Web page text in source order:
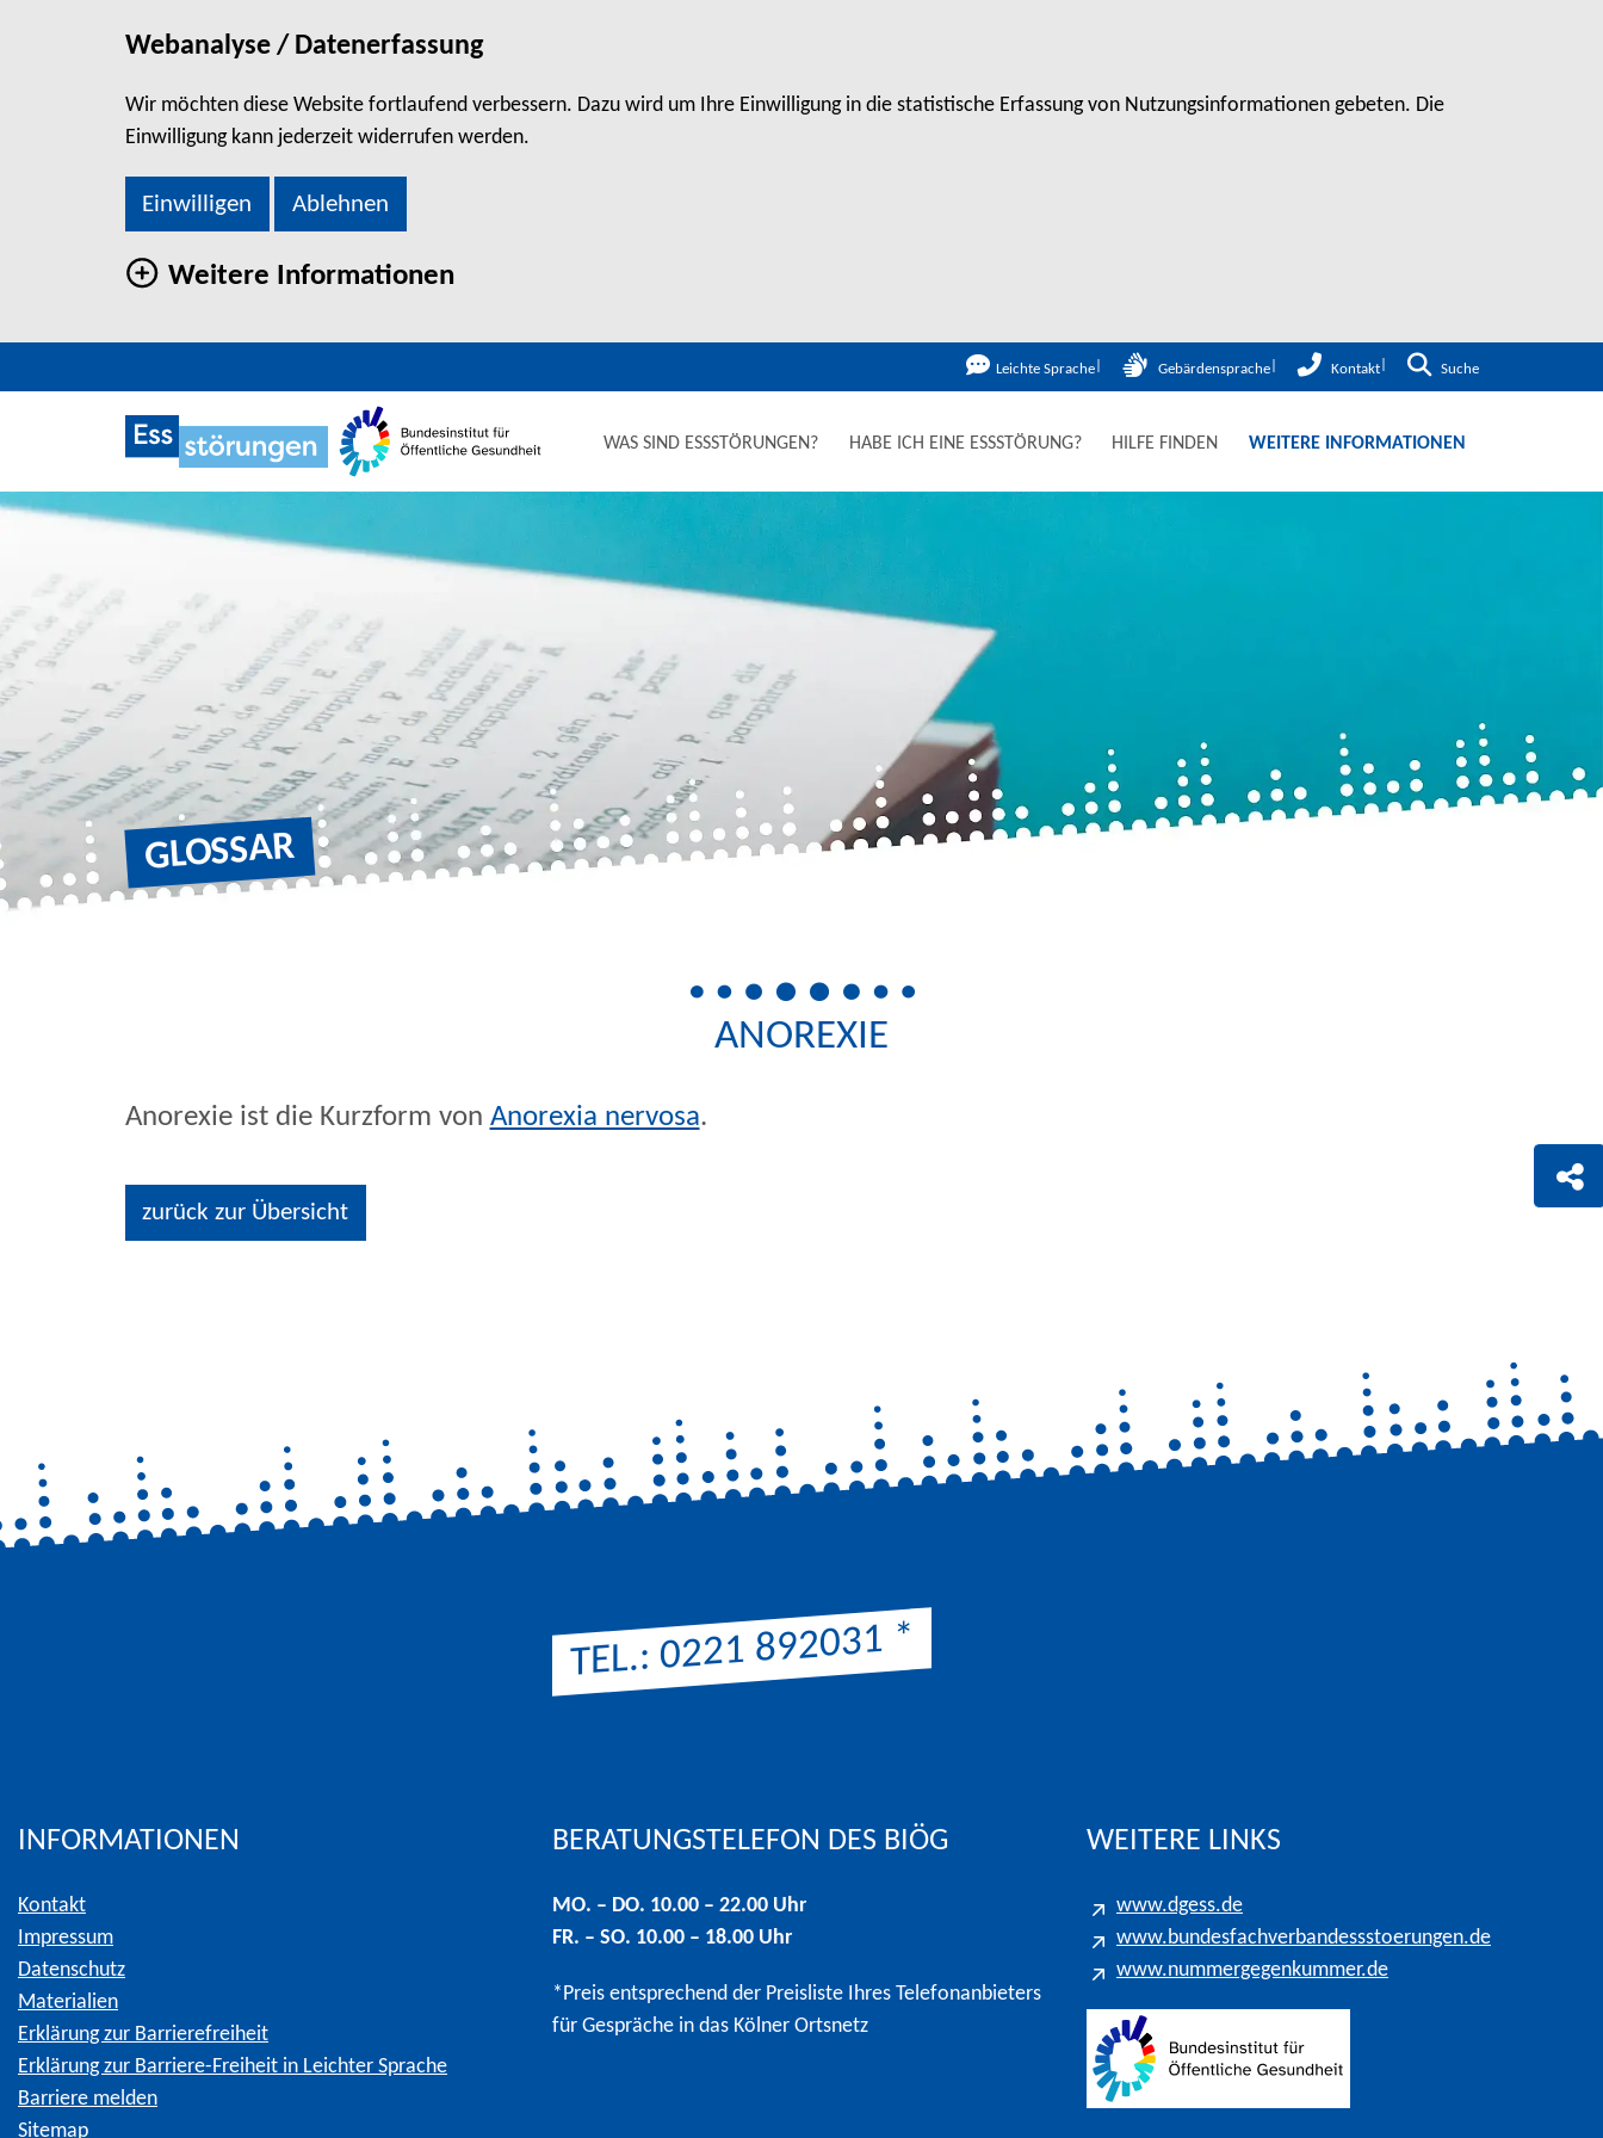
Webanalyse / Datenerfassung
Wir möchten diese Website fortlaufend verbessern. Dazu wird um Ihre Einwilligung in die statistische Erfassung von Nutzungsinformationen gebeten. Die
Einwilligung kann jederzeit widerrufen werden.
Einwilligen Ablehnen
Weitere Informationen
Leichte Sprache Gebärdensprache Kontakt Zur Suche
Suche
WAS SIND ESSSTÖRUNGEN? HABE ICH EINE ESSSTÖRUNG? HILFE FINDEN WEITERE INFORMATIONEN
ANOREXIE
Zu den Social Media Links
GLOSSAR
ANOREXIE
Anorexie ist die Kurzform von Anorexia nervosa.
zurück zur Übersicht
INFORMATIONEN
Kontakt
Impressum
Datenschutz
Materialien
Erklärung zur Barrierefreiheit
Erklärung zur Barriere-Freiheit in Leichter Sprache
Barriere melden
Sitemap
TEL.: 0221 892031*
BERATUNGSTELEFON DES BIÖG
MO. – DO. 10.00 – 22.00 Uhr
FR. – SO. 10.00 – 18.00 Uhr
*Preis entsprechend der Preisliste Ihres Telefonanbieters
für Gespräche in das Kölner Ortsnetz
WEITERE LINKS
www.dgess.de
www.bundesfachverbandessstoerungen.de
www.nummergegenkummer.de